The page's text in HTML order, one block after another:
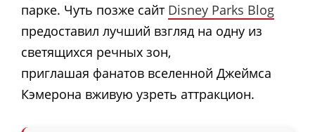
парке. Чуть позже сайт Disney Parks Blog
предоставил лучший взгляд на одну из
светящихся речных зон,
приглашая фанатов вселенной Джеймса
Кэмерона вживую узреть аттракцион.